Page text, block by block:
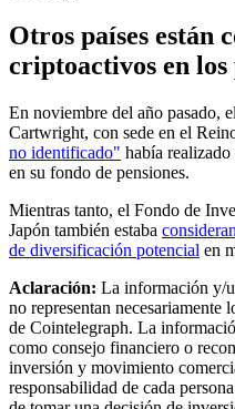
Otros países están
criptoactivos en
En noviembre del año pasado,
Cartwright, con sede en el
no identificado" había
en su fondo de pensiones.
Mientras tanto, el Fondo de
Japón también estaba
de diversificación potencial en
Aclaración: La información y/
no representan necesariamente
de Cointelegraph. La
como consejo financiero o
inversión y movimiento
responsabilidad de cada